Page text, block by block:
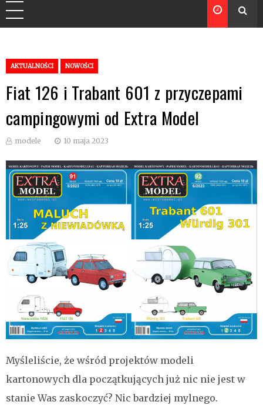
AKTUALNOŚCI NOWOŚCI
Fiat 126 i Trabant 601 z przyczepami
campingowymi od Extra Model
modele 10 maja 2023
Myśleliście, że wśród projektów modeli
kartonowych dla początkujących już nic nie jest w
stanie Was zaskoczyć? Nic bardziej mylnego.